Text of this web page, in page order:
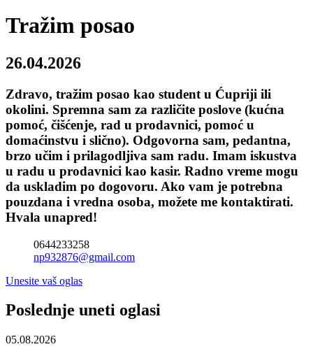
Tražim posao
26.04.2026
Zdravo, tražim posao kao student u Ćupriji ili
okolini. Spremna sam za različite poslove (kućna
pomoć, čišćenje, rad u prodavnici, pomoć u
domaćinstvu i slično). Odgovorna sam, pedantna,
brzo učim i prilagodljiva sam radu. Imam iskustva
u radu u prodavnici kao kasir. Radno vreme mogu
da uskladim po dogovoru. Ako vam je potrebna
pouzdana i vredna osoba, možete me kontaktirati.
Hvala unapred!
0644233258
np932876@gmail.com
Unesite vaš oglas
Poslednje uneti oglasi
05.08.2026